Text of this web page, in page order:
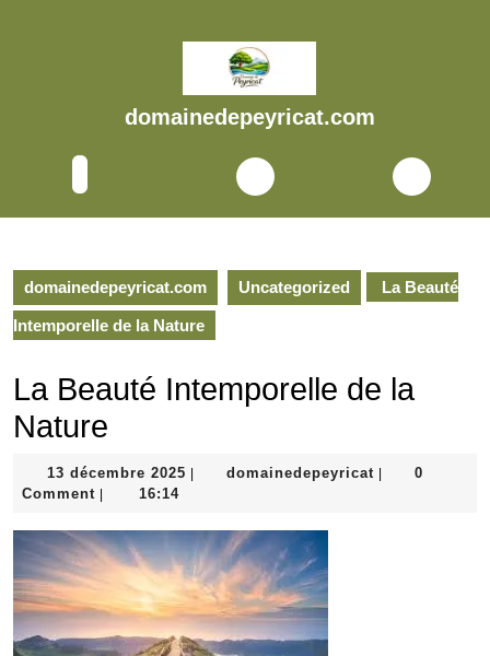
domainedepeyricat.com
domainedepeyricat.com Uncategorized La Beauté
Intemporelle de la Nature
La Beauté Intemporelle de la
Nature
13 décembre 2025 13| domainedepeyricat |
0
Comment | 16:14